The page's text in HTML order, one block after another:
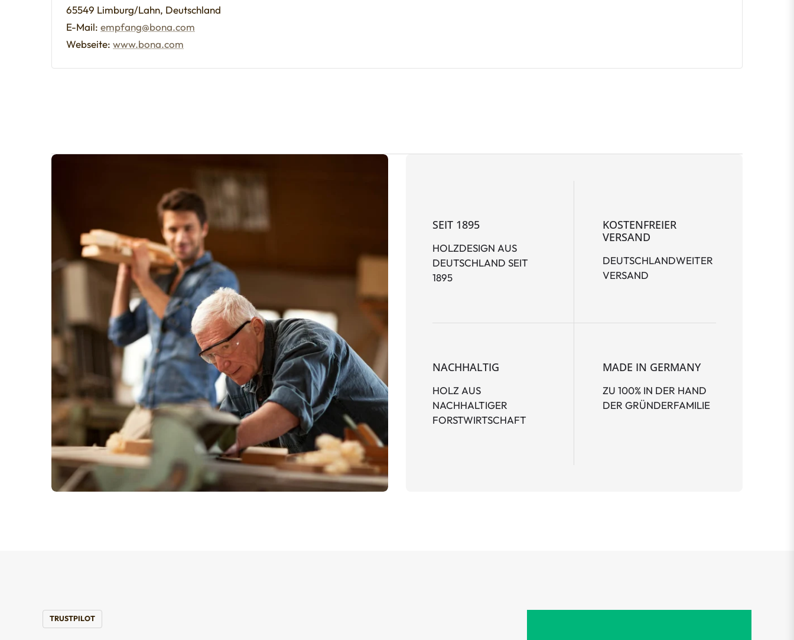
65549 Limburg/Lahn, Deutschland
E-Mail: empfang@bona.com
Webseite: www.bona.com
SEIT 1895
HOLZDESIGN AUS
DEUTSCHLAND SEIT
1895
KOSTENFREIER
VERSAND
DEUTSCHLANDWEITER
VERSAND
NACHHALTIG
HOLZ AUS
NACHHALTIGER
FORSTWIRTSCHAFT
MADE IN GERMANY
ZU 100% IN DER HAND
DER GRÜNDERFAMILIE
TRUSTPILOT